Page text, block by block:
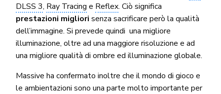
DLSS 3, Ray Tracing e Reflex. Ciò significa
prestazioni migliori senza sacrificare però la qualità
dell’immagine. Si prevede quindi una migliore
illuminazione, oltre ad una maggiore risoluzione e ad
una migliore qualità di ombre ed illuminazione globale.
Massive ha confermato inoltre che il mondo di gioco e
le ambientazioni sono una parte molto importante per